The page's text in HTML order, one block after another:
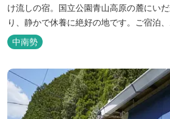
け流しの宿。国立公園青山高原の麓にい
り、静かで休養に絶好の地です。ご宿泊
楽しめます。お料理にも温泉を用いた温泉
テーマとしたふるさと会席をご用意してい
中南勢